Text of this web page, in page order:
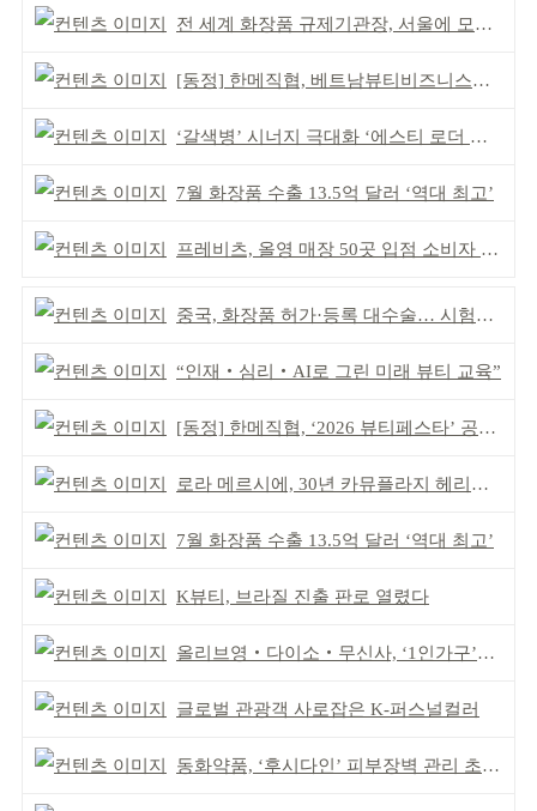
전 세계 화장품 규제기관장, 서울에 모인다
[동정] 한메직협, 베트남뷰티비즈니스협회와 MOU
‘갈색병’ 시너지 극대화 ‘에스티 로더 스킨부스터’ 출시
7월 화장품 수출 13.5억 달러 ‘역대 최고’
프레비츠, 올영 매장 50곳 입점 소비자 접점 강화
중국, 화장품 허가·등록 대수술… 시험자료 공용 허용
“인재‧심리‧AI로 그린 미래 뷰티 교육”
[동정] 한메직협, ‘2026 뷰티페스타’ 공동 주최
로라 메르시에, 30년 카뮤플라지 헤리티지 담아
7월 화장품 수출 13.5억 달러 ‘역대 최고’
K뷰티, 브라질 진출 판로 열렸다
올리브영‧다이소‧무신사, ‘1인가구’가 이끈다
글로벌 관광객 사로잡은 K-퍼스널컬러
동화약품, ‘후시다인’ 피부장벽 관리 초점 ‘리브랜딩’